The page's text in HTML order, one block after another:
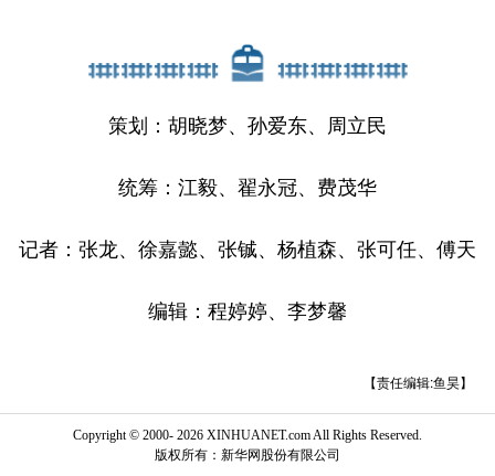
策划：胡晓梦、孙爱东、周立民
统筹：江毅、翟永冠、费茂华
记者：张龙、徐嘉懿、张铖、杨植森、张可任、傅天
编辑：程婷婷、李梦馨
【责任编辑:鱼昊】
Copyright © 2000- 2026 XINHUANET.com All Rights Reserved.
版权所有：新华网股份有限公司